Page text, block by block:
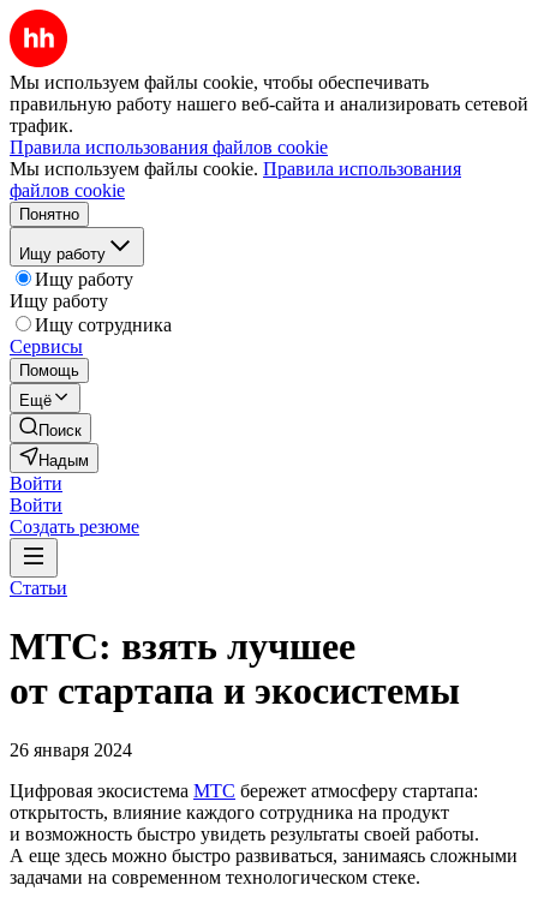
Мы используем файлы cookie, чтобы обеспечивать
правильную работу нашего веб-сайта и анализировать сетевой
трафик.
Правила использования файлов cookie
Мы используем файлы cookie. Правила использования
файлов cookie
Понятно
Ищу работу
Ищу работу
Ищу работу
Ищу сотрудника
Сервисы
Помощь
Ещё
Поиск
Надым
Войти
Войти
Создать резюме
Статьи
МТС: взять лучшее
от стартапа и экосистемы
26 января 2024
Цифровая экосистема МТС бережет атмосферу стартапа:
открытость, влияние каждого сотрудника на продукт
и возможность быстро увидеть результаты своей работы.
А еще здесь можно быстро развиваться, занимаясь сложными
задачами на современном технологическом стеке.